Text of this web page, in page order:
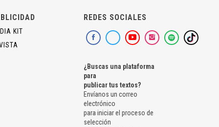
KIT
REDES SOCIALES
¿Buscas una plataforma
para
publicar tus textos?
Envíanos un correo
electrónico
para iniciar el proceso de
selección